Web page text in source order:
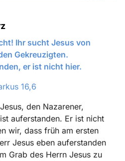
Ihr sucht Jesus von
Gekreuzigten.
er ist nicht hier.
16,6
den Nazarener,
auferstanden. Er ist nicht
wir, dass früh am ersten
Jesus eben auferstanden
Grab des Herrn Jesus zu